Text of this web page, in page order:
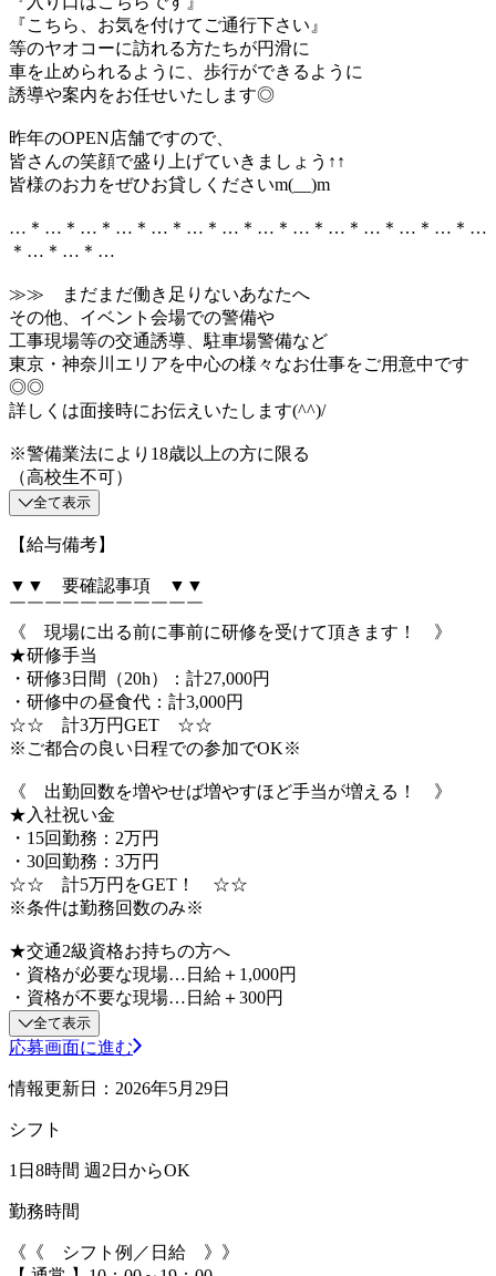
『こちら、お気を付けてご通行下さい』
等のヤオコーに訪れる方たちが円滑に
車を止められるように、歩行ができるように
誘導や案内をお任せいたします◎
昨年のOPEN店舗ですので、
皆さんの笑顔で盛り上げていきましょう↑↑
皆様のお力をぜひお貸しくださいm(__)m
…＊…＊…＊…＊…＊…＊…＊…＊…＊…＊…＊…＊…＊…
＊…＊…＊…
≫≫ まだまだ働き足りないあなたへ
その他、イベント会場での警備や
工事現場等の交通誘導、駐車場警備など
東京・神奈川エリアを中心の様々なお仕事をご用意中です
◎◎
詳しくは面接時にお伝えいたします(^^)/
※警備業法により18歳以上の方に限る
（高校生不可）
全て表示
【給与備考】
▼▼ 要確認事項 ▼▼
￣￣￣￣￣￣￣￣￣￣￣
《 現場に出る前に事前に研修を受けて頂きます！ 》
★研修手当
・研修3日間（20h）：計27,000円
・研修中の昼食代：計3,000円
☆☆ 計3万円GET ☆☆
※ご都合の良い日程での参加でOK※
《 出勤回数を増やせば増やすほど手当が増える！ 》
★入社祝い金
・15回勤務：2万円
・30回勤務：3万円
☆☆ 計5万円をGET！ ☆☆
※条件は勤務回数のみ※
★交通2級資格お持ちの方へ
・資格が必要な現場…日給＋1,000円
・資格が不要な現場…日給＋300円
全て表示
応募画面に進む
情報更新日：2026年5月29日
シフト
1日8時間 週2日からOK
勤務時間
《《 シフト例／日給 》》